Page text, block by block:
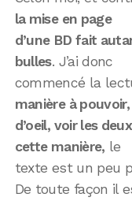
la mise en page
d’une BD fait
bulles. J’ai donc
commencé la
manière à
d’oeil, voir les
cette manière, le
texte est un peu
De toute façon il